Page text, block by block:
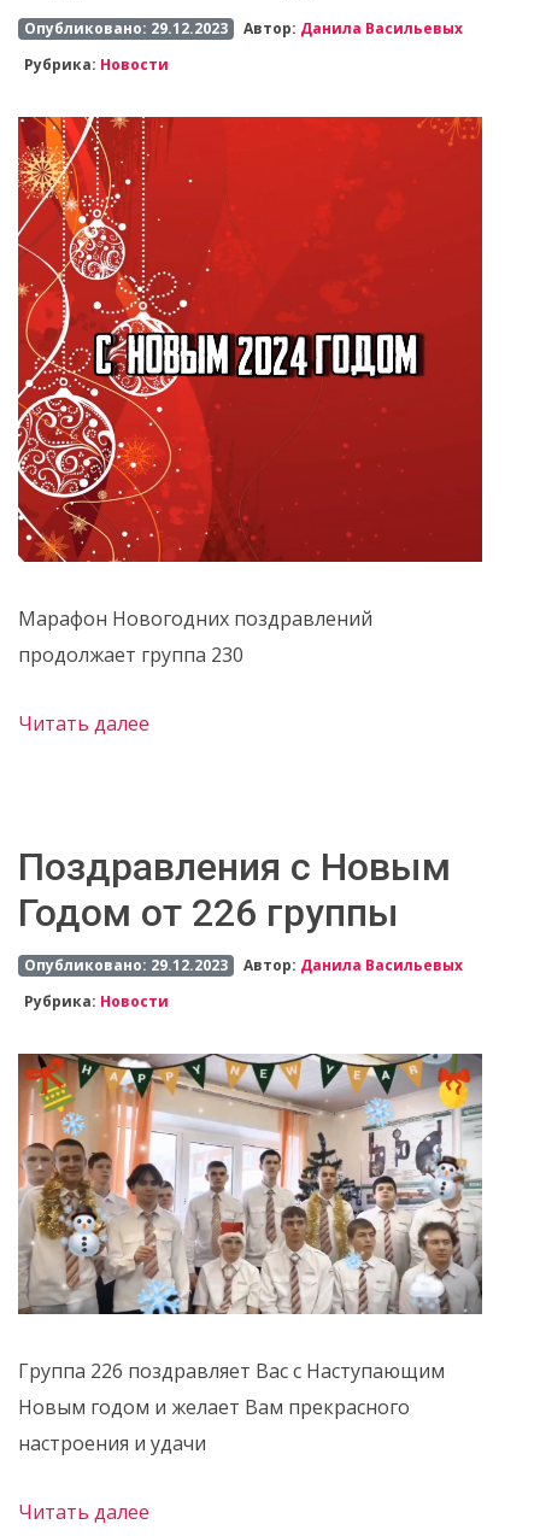
Опубликовано: 29.12.2023 Автор: Данила Васильевых
Рубрика: Новости
Марафон Новогодних поздравлений
продолжает группа 230
Читать далее
Поздравления c Новым
Годом от 226 группы
Опубликовано: 29.12.2023 Автор: Данила Васильевых
Рубрика: Новости
Группа 226 поздравляет Вас с Наступающим
Новым годом и желает Вам прекрасного
настроения и удачи
Читать далее